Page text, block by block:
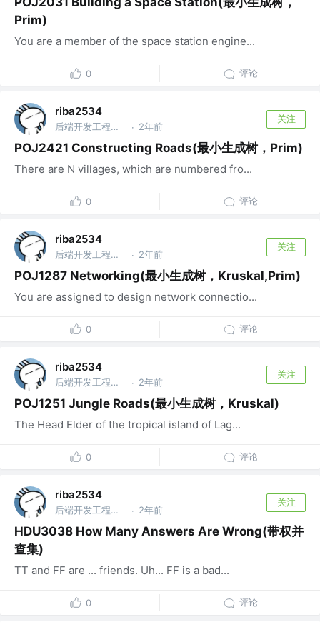
Prim)
You are a member of the space station engine...
0 评论
riba2534
后端开发工程师 @字节跳动 · 2年前
关注
POJ2421 Constructing Roads(最小生成树，Prim)
There are N villages, which are numbered fro...
0 评论
riba2534
后端开发工程师 @字节跳动 · 2年前
关注
POJ1287 Networking(最小生成树，Kruskal,Prim)
You are assigned to design network connectio...
0 评论
riba2534
后端开发工程师 @字节跳动 · 2年前
关注
POJ1251 Jungle Roads(最小生成树，Kruskal)
The Head Elder of the tropical island of Lag...
0 评论
riba2534
后端开发工程师 @字节跳动 · 2年前
关注
HDU3038 How Many Answers Are Wrong(带权并
查集)
TT and FF are ... friends. Uh... FF is a bad...
0 评论